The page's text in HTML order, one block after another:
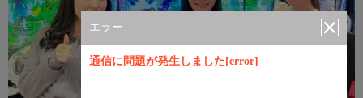
エラー
通信に問題が発生しました[error]